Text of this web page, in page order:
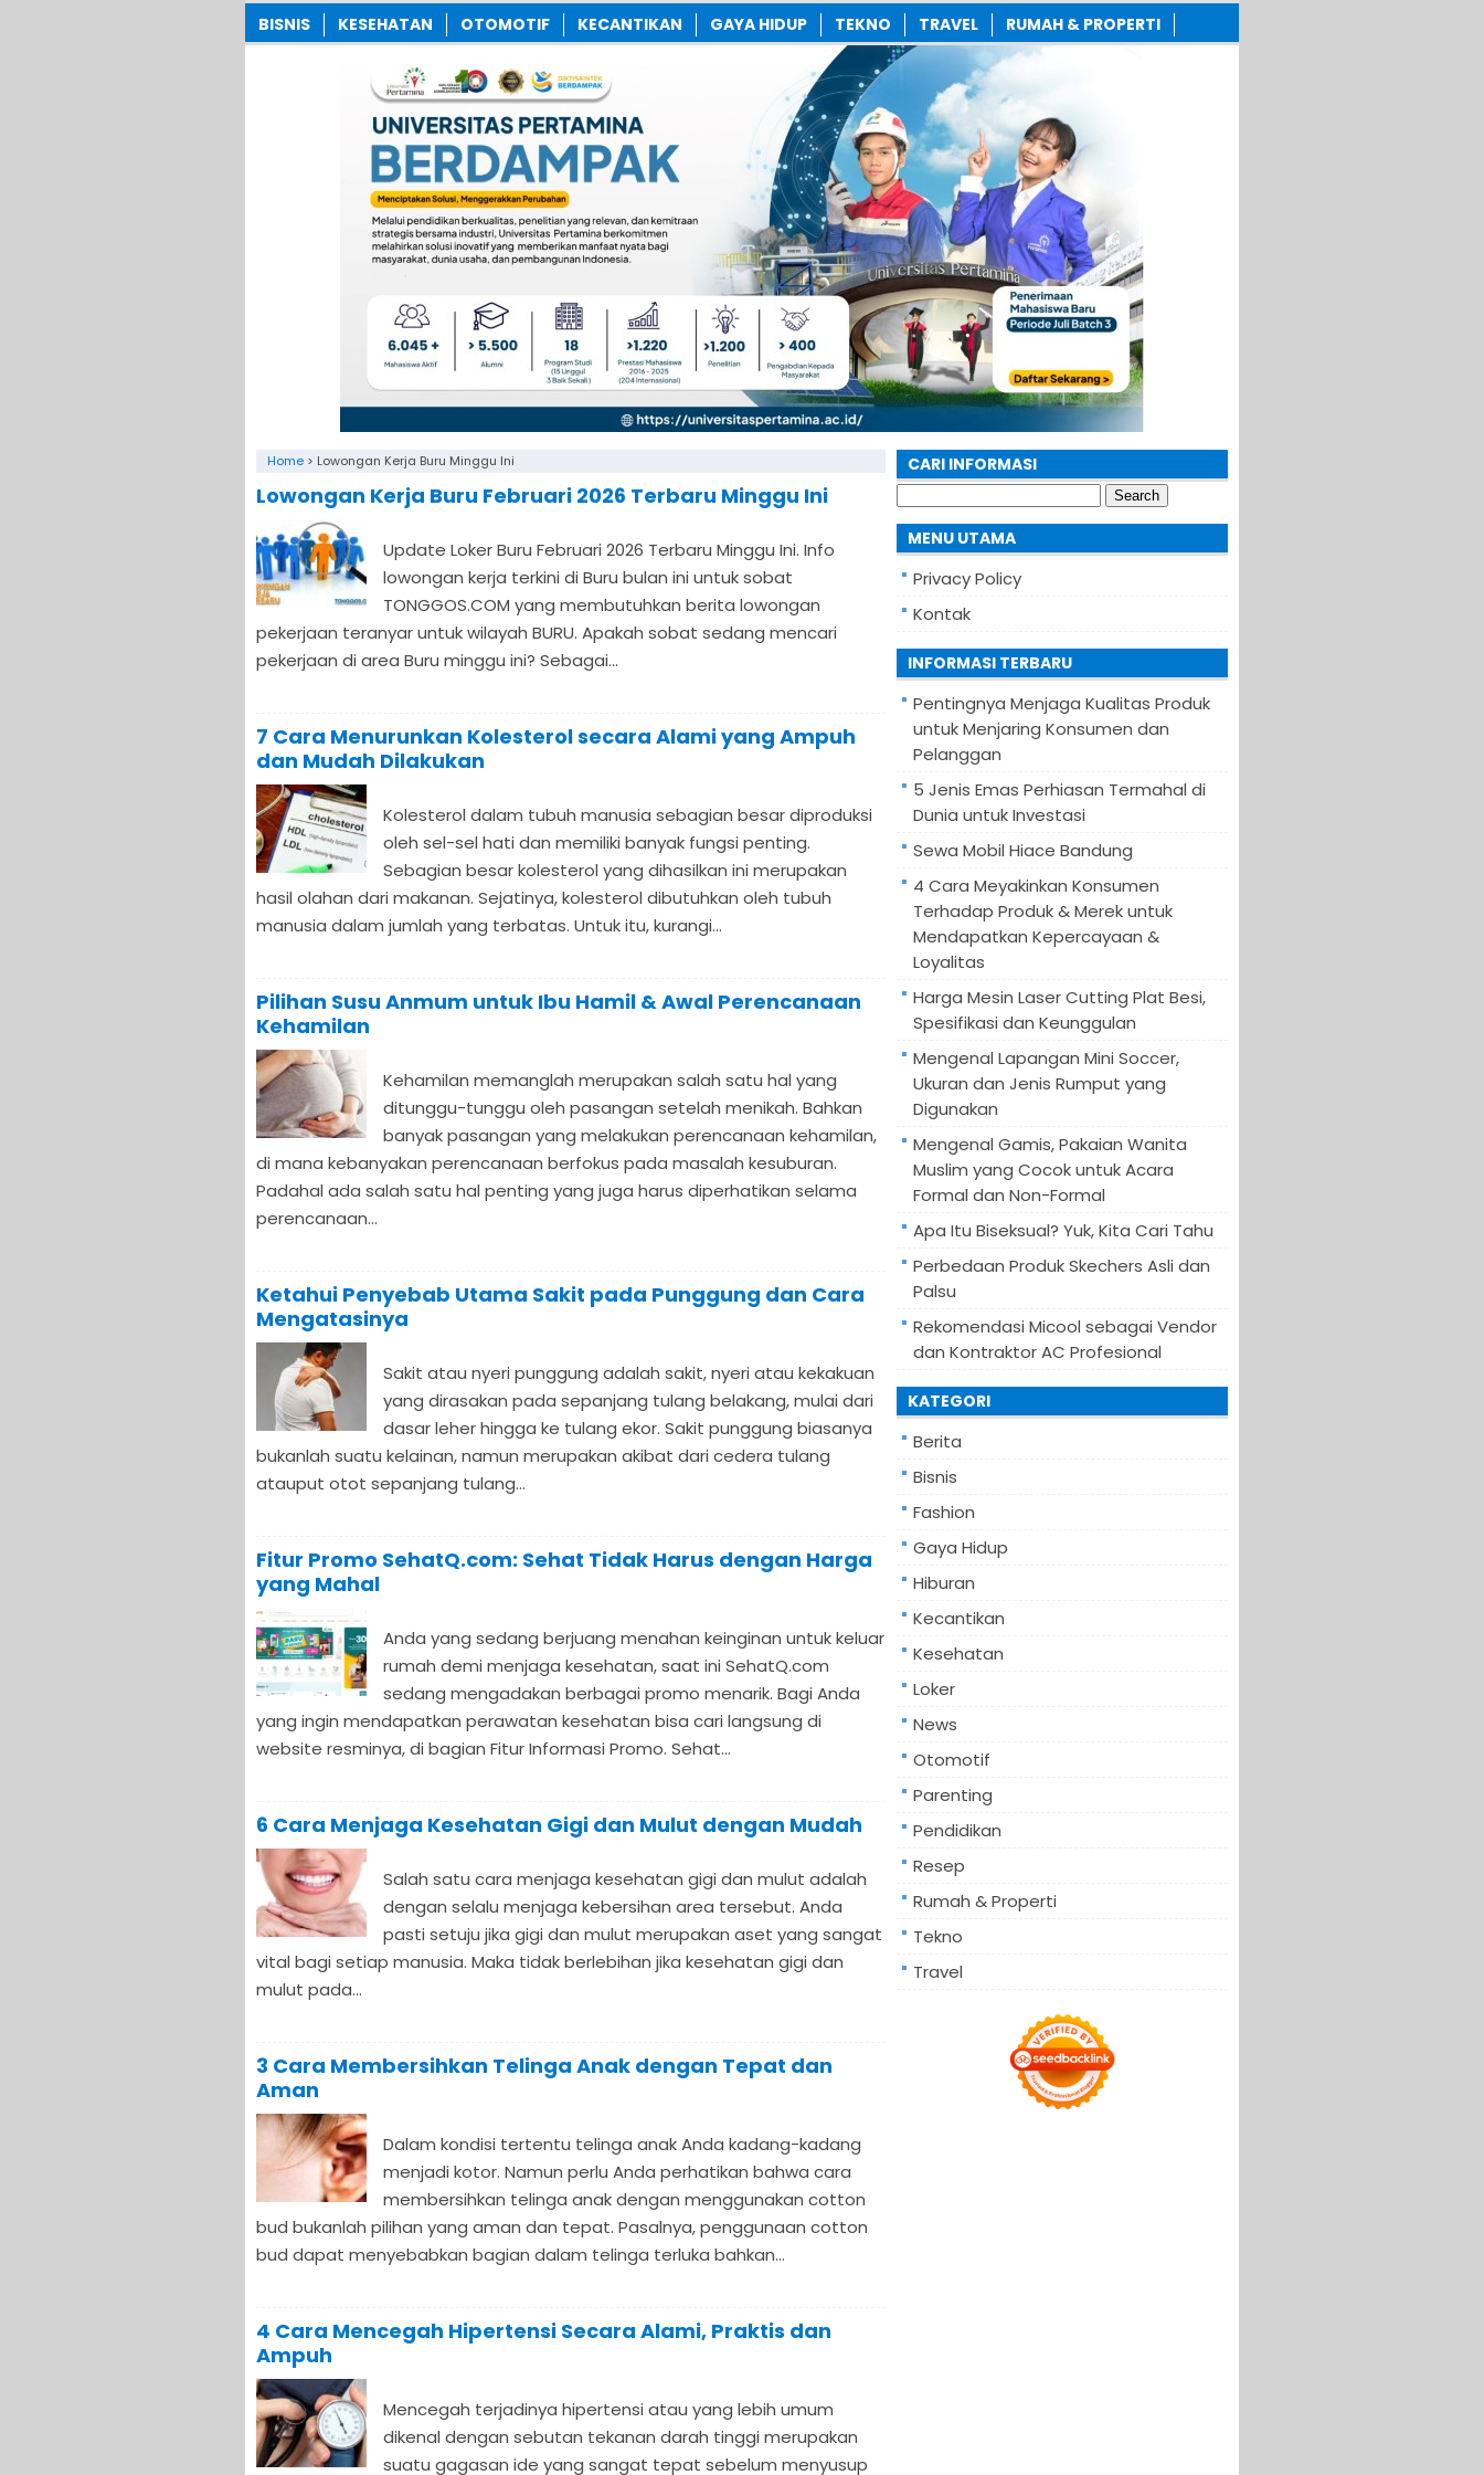
BISNIS KESEHATAN OTOMOTIF KECANTIKAN GAYA HIDUP TEKNO TRAVEL RUMAH & PROPERTI
Home > Lowongan Kerja Buru Minggu Ini
Lowongan Kerja Buru Februari 2026 Terbaru Minggu Ini
Update Loker Buru Februari 2026 Terbaru Minggu Ini. Info
lowongan kerja terkini di Buru bulan ini untuk sobat
TONGGOS.COM yang membutuhkan berita lowongan
pekerjaan teranyar untuk wilayah BURU. Apakah sobat sedang mencari
pekerjaan di area Buru minggu ini? Sebagai...
7 Cara Menurunkan Kolesterol secara Alami yang Ampuh
dan Mudah Dilakukan
Kolesterol dalam tubuh manusia sebagian besar diproduksi
oleh sel-sel hati dan memiliki banyak fungsi penting.
Sebagian besar kolesterol yang dihasilkan ini merupakan
hasil olahan dari makanan. Sejatinya, kolesterol dibutuhkan oleh tubuh
manusia dalam jumlah yang terbatas. Untuk itu, kurangi...
Pilihan Susu Anmum untuk Ibu Hamil & Awal Perencanaan
Kehamilan
Kehamilan memanglah merupakan salah satu hal yang
ditunggu-tunggu oleh pasangan setelah menikah. Bahkan
banyak pasangan yang melakukan perencanaan kehamilan,
di mana kebanyakan perencanaan berfokus pada masalah kesuburan.
Padahal ada salah satu hal penting yang juga harus diperhatikan selama
perencanaan...
Ketahui Penyebab Utama Sakit pada Punggung dan Cara
Mengatasinya
Sakit atau nyeri punggung adalah sakit, nyeri atau kekakuan
yang dirasakan pada sepanjang tulang belakang, mulai dari
dasar leher hingga ke tulang ekor. Sakit punggung biasanya
bukanlah suatu kelainan, namun merupakan akibat dari cedera tulang
atauput otot sepanjang tulang...
Fitur Promo SehatQ.com: Sehat Tidak Harus dengan Harga
yang Mahal
Anda yang sedang berjuang menahan keinginan untuk keluar
rumah demi menjaga kesehatan, saat ini SehatQ.com
sedang mengadakan berbagai promo menarik. Bagi Anda
yang ingin mendapatkan perawatan kesehatan bisa cari langsung di
website resminya, di bagian Fitur Informasi Promo. Sehat...
6 Cara Menjaga Kesehatan Gigi dan Mulut dengan Mudah
Salah satu cara menjaga kesehatan gigi dan mulut adalah
dengan selalu menjaga kebersihan area tersebut. Anda
pasti setuju jika gigi dan mulut merupakan aset yang sangat
vital bagi setiap manusia. Maka tidak berlebihan jika kesehatan gigi dan
mulut pada...
3 Cara Membersihkan Telinga Anak dengan Tepat dan
Aman
Dalam kondisi tertentu telinga anak Anda kadang-kadang
menjadi kotor. Namun perlu Anda perhatikan bahwa cara
membersihkan telinga anak dengan menggunakan cotton
bud bukanlah pilihan yang aman dan tepat. Pasalnya, penggunaan cotton
bud dapat menyebabkan bagian dalam telinga terluka bahkan...
4 Cara Mencegah Hipertensi Secara Alami, Praktis dan
Ampuh
Mencegah terjadinya hipertensi atau yang lebih umum
dikenal dengan sebutan tekanan darah tinggi merupakan
suatu gagasan ide yang sangat tepat sebelum menyusup
CARI INFORMASI
for:
MENU UTAMA
Privacy Policy
Kontak
INFORMASI TERBARU
Pentingnya Menjaga Kualitas Produk
untuk Menjaring Konsumen dan
Pelanggan
5 Jenis Emas Perhiasan Termahal di
Dunia untuk Investasi
Sewa Mobil Hiace Bandung
4 Cara Meyakinkan Konsumen
Terhadap Produk & Merek untuk
Mendapatkan Kepercayaan &
Loyalitas
Harga Mesin Laser Cutting Plat Besi,
Spesifikasi dan Keunggulan
Mengenal Lapangan Mini Soccer,
Ukuran dan Jenis Rumput yang
Digunakan
Mengenal Gamis, Pakaian Wanita
Muslim yang Cocok untuk Acara
Formal dan Non-Formal
Apa Itu Biseksual? Yuk, Kita Cari Tahu
Perbedaan Produk Skechers Asli dan
Palsu
Rekomendasi Micool sebagai Vendor
dan Kontraktor AC Profesional
KATEGORI
Berita
Bisnis
Fashion
Gaya Hidup
Hiburan
Kecantikan
Kesehatan
Loker
News
Otomotif
Parenting
Pendidikan
Resep
Rumah & Properti
Tekno
Travel